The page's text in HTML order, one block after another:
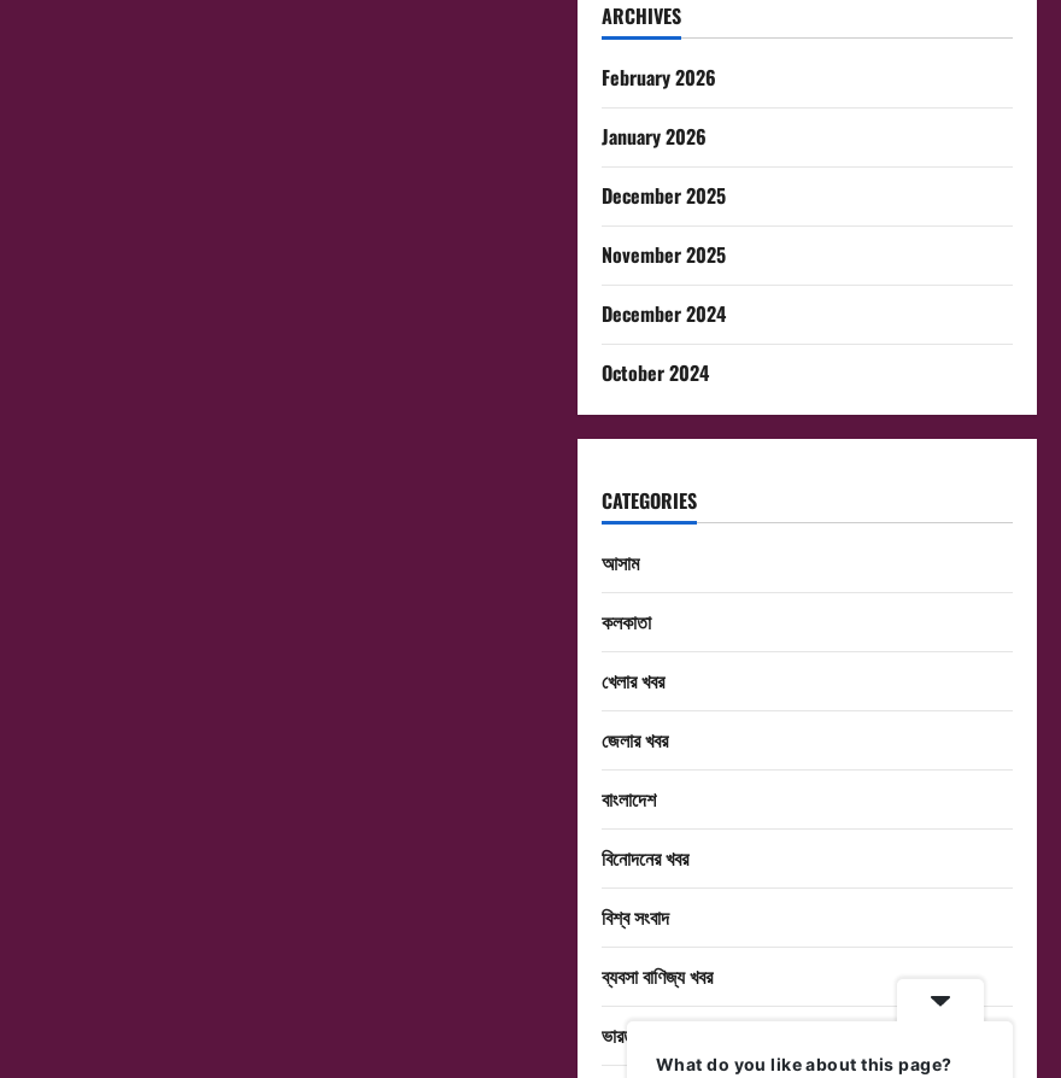
ARCHIVES
February 2026
January 2026
December 2025
November 2025
December 2024
October 2024
CATEGORIES
আসাম
কলকাতা
খেলার খবর
জেলার খবর
বাংলাদেশ
বিনোদনের খবর
বিশ্ব সংবাদ
ব্যবসা বাণিজ্য খবর
ভারত
What do you like about this page?